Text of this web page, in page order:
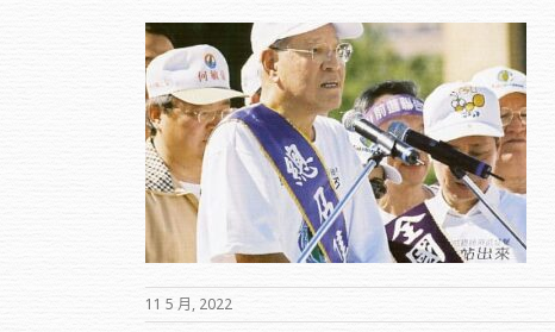
11 5 月, 2022